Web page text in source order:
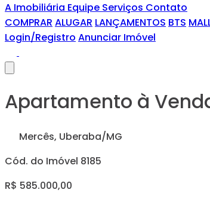
A Imobiliária Equipe Serviços Contato
COMPRAR ALUGAR LANÇAMENTOS BTS
Login/Registro Anunciar Imóvel
Apartamento à
Mercês, Uberaba/MG
Cód. do Imóvel 8185
R$ 585.000,00